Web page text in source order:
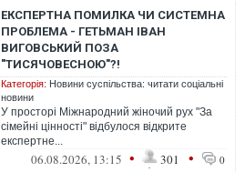
EКСПЕРТНА ПОМИЛКА ЧИ СИСТЕМНА
ПРОБЛЕМА - ГЕТЬМАН ІВАН
ВИГОВСЬКИЙ ПОЗА
"ТИСЯЧОВЕСНОЮ"?!
Категорія: Новини суспільства: читати соціальні
новини
У просторі Міжнародний жіночий рух "За
сімейні цінності" відбулося відкрите
експертне...
06.08.2026, 13:15 • 301 • 0